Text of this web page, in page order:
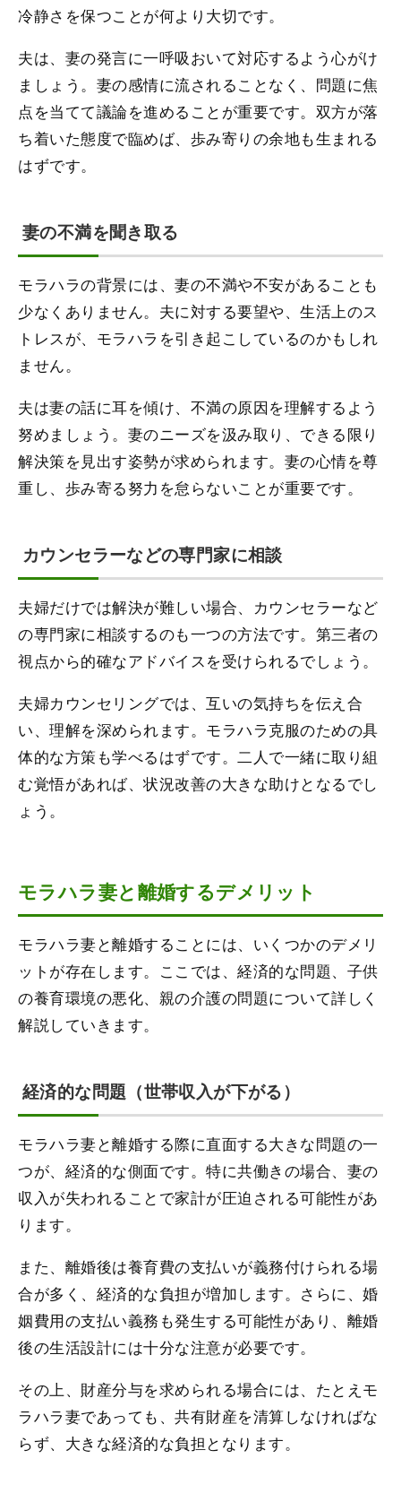
冷静さを保つことが何より大切です。
夫は、妻の発言に一呼吸おいて対応するよう心がけ
ましょう。妻の感情に流されることなく、問題に焦
点を当てて議論を進めることが重要です。双方が落
ち着いた態度で臨めば、歩み寄りの余地も生まれる
はずです。
妻の不満を聞き取る
モラハラの背景には、妻の不満や不安があることも
少なくありません。夫に対する要望や、生活上のス
トレスが、モラハラを引き起こしているのかもしれ
ません。
夫は妻の話に耳を傾け、不満の原因を理解するよう
努めましょう。妻のニーズを汲み取り、できる限り
解決策を見出す姿勢が求められます。妻の心情を尊
重し、歩み寄る努力を怠らないことが重要です。
カウンセラーなどの専門家に相談
夫婦だけでは解決が難しい場合、カウンセラーなど
の専門家に相談するのも一つの方法です。第三者の
視点から的確なアドバイスを受けられるでしょう。
夫婦カウンセリングでは、互いの気持ちを伝え合
い、理解を深められます。モラハラ克服のための具
体的な方策も学べるはずです。二人で一緒に取り組
む覚悟があれば、状況改善の大きな助けとなるでし
ょう。
モラハラ妻と離婚するデメリット
モラハラ妻と離婚することには、いくつかのデメリ
ットが存在します。ここでは、経済的な問題、子供
の養育環境の悪化、親の介護の問題について詳しく
解説していきます。
経済的な問題（世帯収入が下がる）
モラハラ妻と離婚する際に直面する大きな問題の一
つが、経済的な側面です。特に共働きの場合、妻の
収入が失われることで家計が圧迫される可能性があ
ります。
また、離婚後は養育費の支払いが義務付けられる場
合が多く、経済的な負担が増加します。さらに、婚
姻費用の支払い義務も発生する可能性があり、離婚
後の生活設計には十分な注意が必要です。
その上、財産分与を求められる場合には、たとえモ
ラハラ妻であっても、共有財産を清算しなければな
らず、大きな経済的な負担となります。